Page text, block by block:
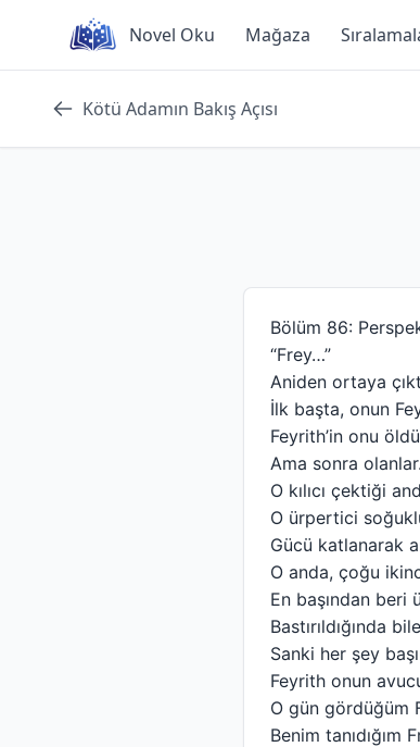
content
Novel Oku Mağaza
Kötü Adamın Bakış Açısı
Bölüm 86:
“Frey…”
Aniden ortaya
İlk başta, onun
Feyrith’in onu
Ama sonra
O kılıcı çektiği
O ürpertici
Gücü katlanarak
O anda, çoğu
En başından beri
Bastırıldığında
Sanki her şey
Feyrith onun
O gün gördüğüm
Benim tanıdığım